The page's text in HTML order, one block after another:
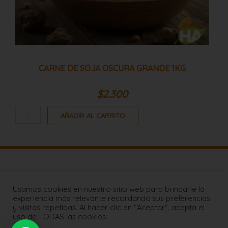
CARNE DE SOJA OSCURA GRANDE 1KG
$2.300
AÑADIR AL CARRITO
FAQs
Coberturas de Despachos
Contáctenos
Usamos cookies en nuestro sitio web para brindarle la
experiencia más relevante recordando sus preferencias
y visitas repetidas. Al hacer clic en "Aceptar", acepta el
uso de TODAS las cookies.